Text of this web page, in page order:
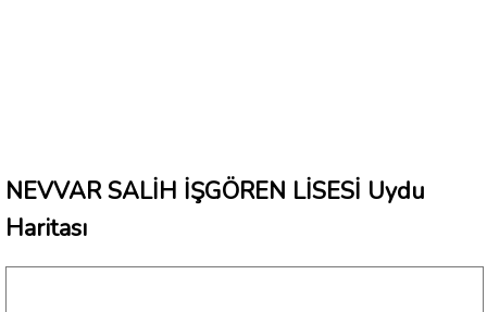
NEVVAR SALİH İŞGÖREN LİSESİ Uydu
Haritası